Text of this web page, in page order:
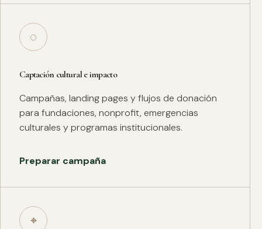
◌
Captación cultural e impacto
Campañas, landing pages y flujos de donación
para fundaciones, nonprofit, emergencias
culturales y programas institucionales.
Preparar campaña
⌖